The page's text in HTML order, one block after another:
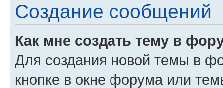
Создание сообщений
Как мне создать тему в
Для создания новой темы в
кнопке в окне форума или